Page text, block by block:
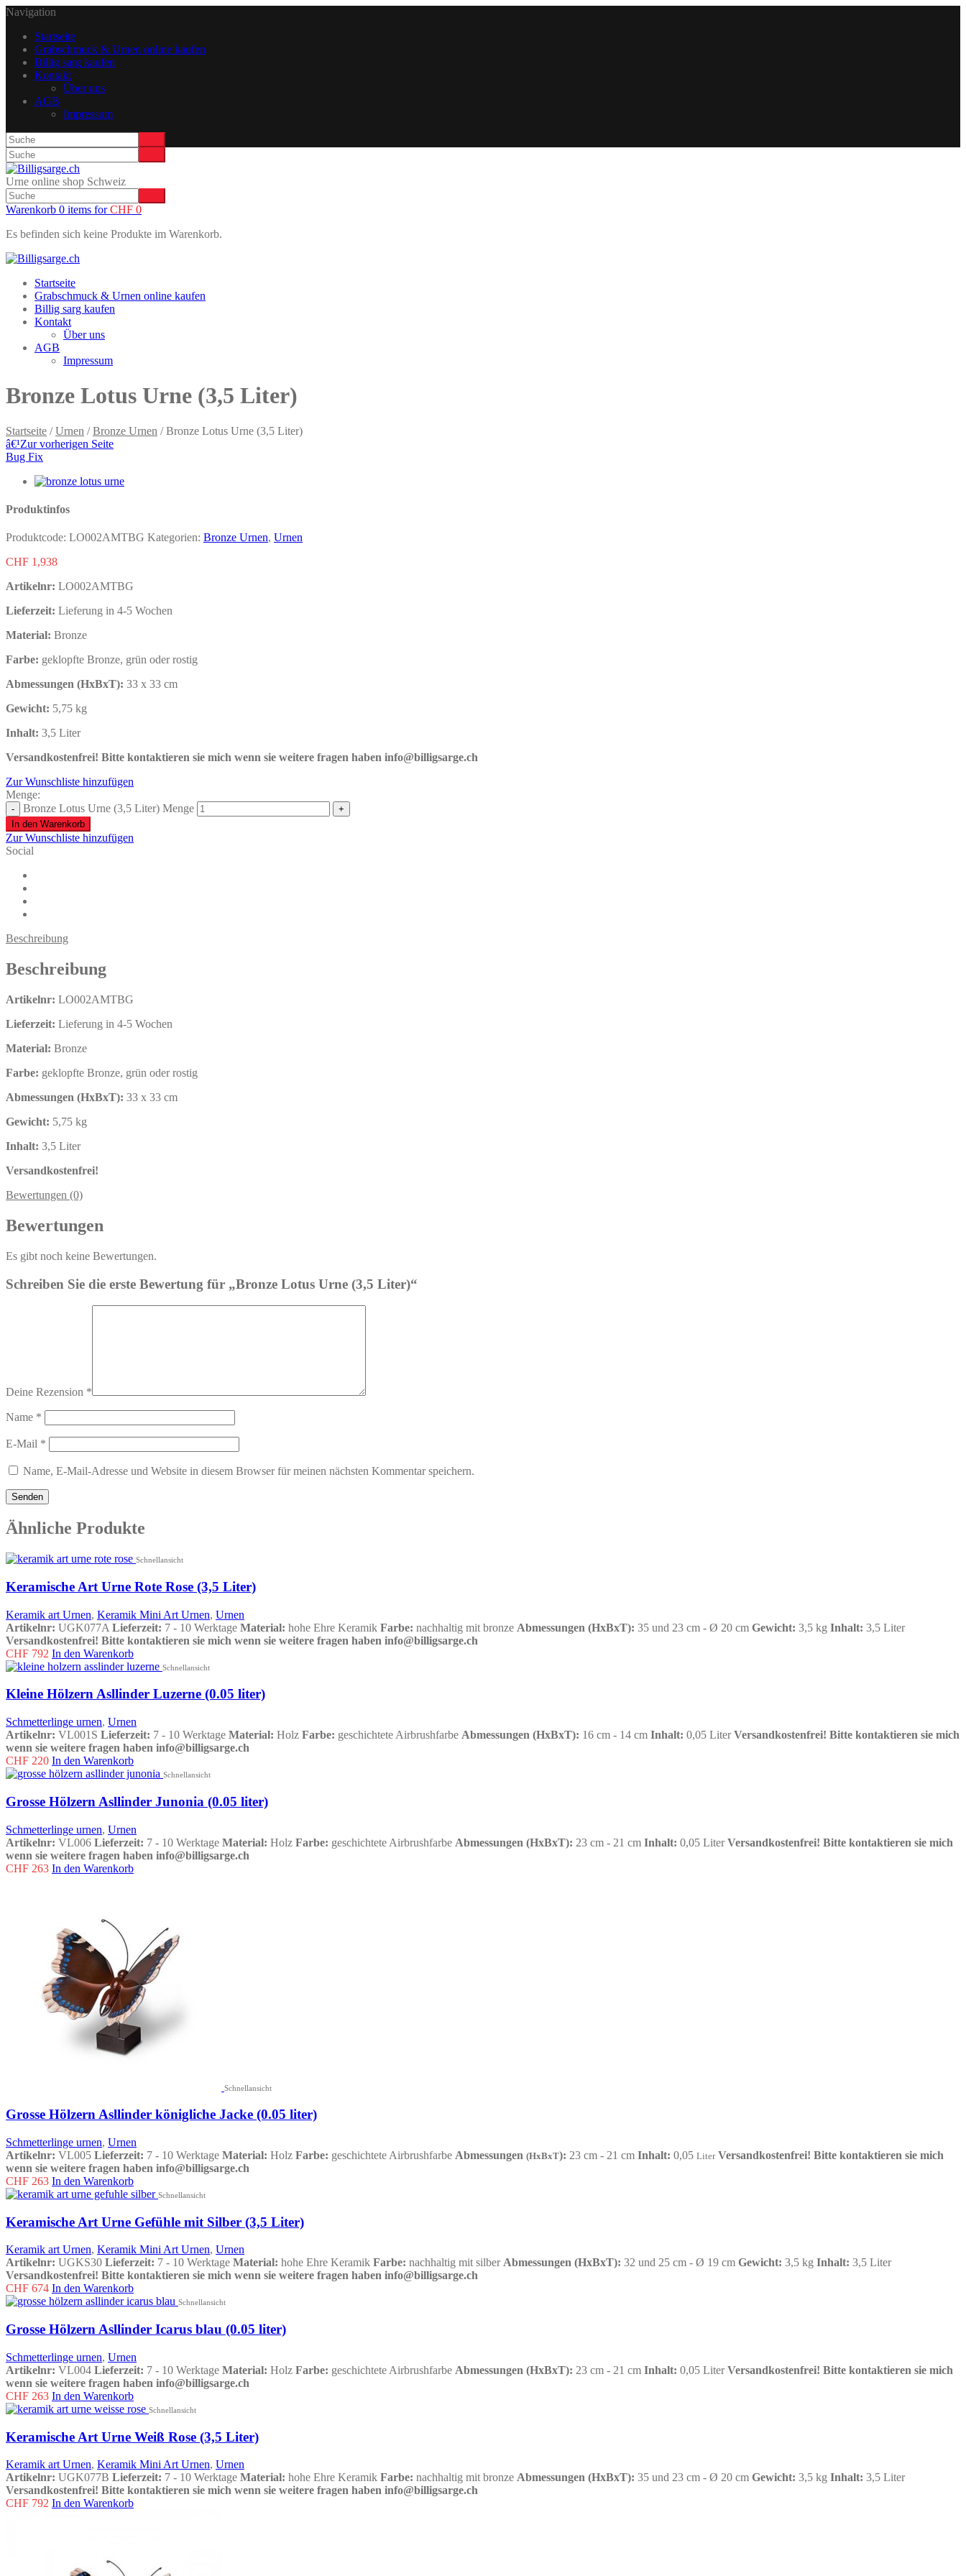
Navigation
Startseite
Grabschmuck & Urnen online kaufen
Billig sarg kaufen
Kontakt
Über uns
AGB
Impressum
Urne online shop Schweiz
Warenkorb 0 items forCHF 0
Es befinden sich keine Produkte im Warenkorb.
Startseite
Grabschmuck & Urnen online kaufen
Billig sarg kaufen
Kontakt
Über uns
AGB
Impressum
Bronze Lotus Urne (3,5 Liter)
Startseite /Urnen /Bronze Urnen / Bronze Lotus Urne (3,5 Liter)
â€¹Zur vorherigen Seite
Bug Fix
Produktinfos
Produktcode: LO002AMTBG Kategorien: Bronze Urnen, Urnen
CHF 1,938
Artikelnr: LO002AMTBG
Lieferzeit: Lieferung in 4-5 Wochen
Material: Bronze
Farbe: geklopfte Bronze, grün oder rostig
Abmessungen (HxBxT): 33 x 33 cm
Gewicht: 5,75 kg
Inhalt: 3,5 Liter
Versandkostenfrei! Bitte kontaktieren sie mich wenn sie weitere fragen haben info@billigsarge.ch
Zur Wunschliste hinzufügen
Menge:
Bronze Lotus Urne (3,5 Liter) Menge
In den Warenkorb
Zur Wunschliste hinzufügen
Social
Beschreibung
Beschreibung
Artikelnr: LO002AMTBG
Lieferzeit: Lieferung in 4-5 Wochen
Material: Bronze
Farbe: geklopfte Bronze, grün oder rostig
Abmessungen (HxBxT): 33 x 33 cm
Gewicht: 5,75 kg
Inhalt: 3,5 Liter
Versandkostenfrei!
Bewertungen (0)
Bewertungen
Es gibt noch keine Bewertungen.
Schreiben Sie die erste Bewertung für „Bronze Lotus Urne (3,5 Liter)“
Deine Rezension *
Name *
E-Mail *
Name, E-Mail-Adresse und Website in diesem Browser für meinen nächsten Kommentar speichern.
Ähnliche Produkte
Schnellansicht
Keramische Art Urne Rote Rose (3,5 Liter)
Keramik art Urnen, Keramik Mini Art Urnen, Urnen
Artikelnr: UGK077A Lieferzeit: 7 - 10 Werktage Material: hohe Ehre Keramik Farbe: nachhaltig mit bronze Abmessungen (HxBxT): 35 und 23 cm - Ø 20 cm Gewicht: 3,5 kg Inhalt: 3,5 Liter
Versandkostenfrei! Bitte kontaktieren sie mich wenn sie weitere fragen haben info@billigsarge.ch
CHF 792 In den Warenkorb
Schnellansicht
Kleine Hölzern Asllinder Luzerne (0.05 liter)
Schmetterlinge urnen, Urnen
Artikelnr: VL001S Lieferzeit: 7 - 10 Werktage Material: Holz Farbe: geschichtete Airbrushfarbe Abmessungen (HxBxT): 16 cm - 14 cm Inhalt: 0,05 LiterVersandkostenfrei! Bitte kontaktieren sie mich
wenn sie weitere fragen haben info@billigsarge.ch
CHF 220 In den Warenkorb
Schnellansicht
Grosse Hölzern Asllinder Junonia (0.05 liter)
Schmetterlinge urnen, Urnen
Artikelnr: VL006 Lieferzeit: 7 - 10 Werktage Material: Holz Farbe: geschichtete Airbrushfarbe Abmessungen (HxBxT): 23 cm - 21 cm Inhalt: 0,05 LiterVersandkostenfrei! Bitte kontaktieren sie mich
wenn sie weitere fragen haben info@billigsarge.ch
CHF 263 In den Warenkorb
Schnellansicht
Grosse Hölzern Asllinder königliche Jacke (0.05 liter)
Schmetterlinge urnen, Urnen
Artikelnr: VL005 Lieferzeit: 7 - 10 Werktage Material: Holz Farbe: geschichtete Airbrushfarbe Abmessungen (HxBxT): 23 cm - 21 cm Inhalt: 0,05 Liter Versandkostenfrei! Bitte kontaktieren sie mich
wenn sie weitere fragen haben info@billigsarge.ch
CHF 263 In den Warenkorb
Schnellansicht
Keramische Art Urne Gefühle mit Silber (3,5 Liter)
Keramik art Urnen, Keramik Mini Art Urnen, Urnen
Artikelnr: UGKS30 Lieferzeit: 7 - 10 Werktage Material: hohe Ehre Keramik Farbe: nachhaltig mit silberAbmessungen (HxBxT): 32 und 25 cm - Ø 19 cm Gewicht: 3,5 kg Inhalt: 3,5 Liter
Versandkostenfrei! Bitte kontaktieren sie mich wenn sie weitere fragen haben info@billigsarge.ch
CHF 674 In den Warenkorb
Schnellansicht
Grosse Hölzern Asllinder Icarus blau (0.05 liter)
Schmetterlinge urnen, Urnen
Artikelnr: VL004 Lieferzeit: 7 - 10 Werktage Material: Holz Farbe: geschichtete Airbrushfarbe Abmessungen (HxBxT): 23 cm - 21 cm Inhalt: 0,05 LiterVersandkostenfrei! Bitte kontaktieren sie mich
wenn sie weitere fragen haben info@billigsarge.ch
CHF 263 In den Warenkorb
Schnellansicht
Keramische Art Urne Weiß Rose (3,5 Liter)
Keramik art Urnen, Keramik Mini Art Urnen, Urnen
Artikelnr: UGK077B Lieferzeit: 7 - 10 Werktage Material: hohe Ehre Keramik Farbe: nachhaltig mit bronze Abmessungen (HxBxT): 35 und 23 cm - Ø 20 cm Gewicht: 3,5 kg Inhalt: 3,5 Liter
Versandkostenfrei! Bitte kontaktieren sie mich wenn sie weitere fragen haben info@billigsarge.ch
CHF 792 In den Warenkorb